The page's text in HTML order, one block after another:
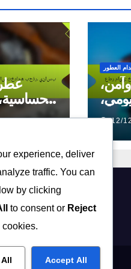
بحذر،FARIS
العطور
12/
experience, deliver
traffic. You can
by clicking
to consent or Reject
Accept All